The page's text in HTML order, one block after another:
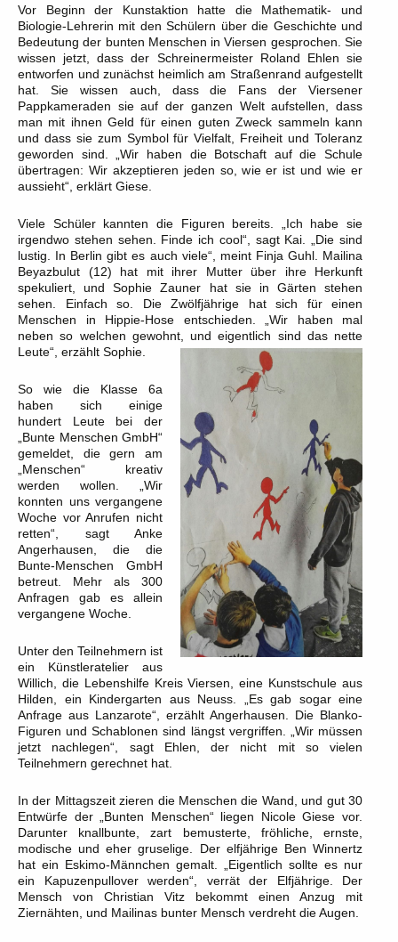
Vor Beginn der Kunstaktion hatte die Mathematik- und
Biologie-Lehrerin mit den Schülern über die Geschichte und
Bedeutung der bunten Menschen in Viersen gesprochen. Sie
wissen jetzt, dass der Schreinermeister Roland Ehlen sie
entworfen und zunächst heimlich am Straßenrand aufgestellt
hat. Sie wissen auch, dass die Fans der Viersener
Pappkameraden sie auf der ganzen Welt aufstellen, dass
man mit ihnen Geld für einen guten Zweck sammeln kann
und dass sie zum Symbol für Vielfalt, Freiheit und Toleranz
geworden sind. „Wir haben die Botschaft auf die Schule
übertragen: Wir akzeptieren jeden so, wie er ist und wie er
aussieht“, erklärt Giese.
Viele Schüler kannten die Figuren bereits. „Ich habe sie
irgendwo stehen sehen. Finde ich cool“, sagt Kai. „Die sind
lustig. In Berlin gibt es auch viele“, meint Finja Guhl. Mailina
Beyazbulut (12) hat mit ihrer Mutter über ihre Herkunft
spekuliert, und Sophie Zauner hat sie in Gärten stehen
sehen. Einfach so. Die Zwölfjährige hat sich für einen
Menschen in Hippie-Hose entschieden. „Wir haben mal
neben so welchen gewohnt, und eigentlich sind das nette
Leute“, erzählt Sophie.
So wie die Klasse 6a
haben sich einige
hundert Leute bei der
„Bunte Menschen GmbH“
gemeldet, die gern am
„Menschen“ kreativ
werden wollen. „Wir
konnten uns vergangene
Woche vor Anrufen nicht
retten“, sagt Anke
Angerhausen, die die
Bunte-Menschen GmbH
betreut. Mehr als 300
Anfragen gab es allein
vergangene Woche.
Unter den Teilnehmern ist
ein Künstleratelier aus
Willich, die Lebenshilfe Kreis Viersen, eine Kunstschule aus
Hilden, ein Kindergarten aus Neuss. „Es gab sogar eine
Anfrage aus Lanzarote“, erzählt Angerhausen. Die Blanko-
Figuren und Schablonen sind längst vergriffen. „Wir müssen
jetzt nachlegen“, sagt Ehlen, der nicht mit so vielen
Teilnehmern gerechnet hat.
In der Mittagszeit zieren die Menschen die Wand, und gut 30
Entwürfe der „Bunten Menschen“ liegen Nicole Giese vor.
Darunter knallbunte, zart bemusterte, fröhliche, ernste,
modische und eher gruselige. Der elfjährige Ben Winnertz
hat ein Eskimo-Männchen gemalt. „Eigentlich sollte es nur
ein Kapuzenpullover werden“, verrät der Elfjährige. Der
Mensch von Christian Vitz bekommt einen Anzug mit
Ziernähten, und Mailinas bunter Mensch verdreht die Augen.